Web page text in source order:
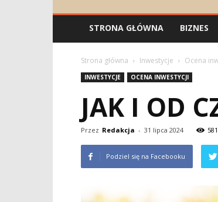
STRONA GŁÓWNA BIZNES
Strona główna Inwestycje Ocena
INWESTYCJE OCENA INWESTYCJI
JAK I OD
Przez Redakcja - 31 lipca 2024 581
Podziel się na Facebooku